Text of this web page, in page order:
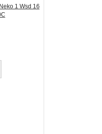
1 Wsd 16